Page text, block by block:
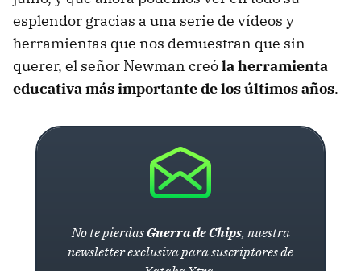
esplendor gracias a una serie de vídeos y
herramientas que nos demuestran que sin
querer, el señor Newman creóla herramienta
educativa más importante de los últimos años.
No te pierdasGuerra de Chips, nuestra
newsletter exclusiva para suscriptores de